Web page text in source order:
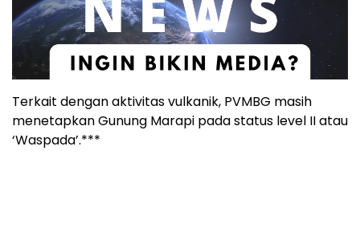
Terkait dengan aktivitas vulkanik, PVMBG masih
menetapkan Gunung Marapi pada status level II atau
‘Waspada’.***